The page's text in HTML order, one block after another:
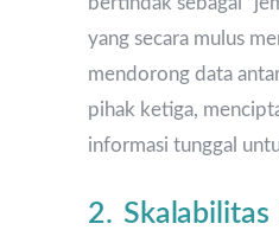
yang secara mulus
mendorong data
pihak ketiga,
informasi tunggal
2.